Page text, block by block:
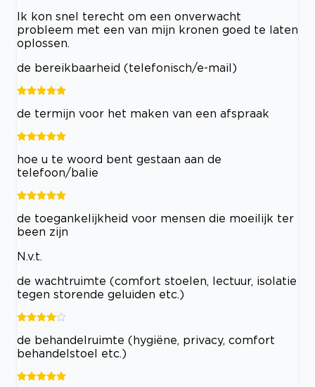
Ik kon snel terecht om een onverwacht
probleem met een van mijn kronen goed te laten
oplossen.
de bereikbaarheid (telefonisch/e-mail)
de termijn voor het maken van een afspraak
hoe u te woord bent gestaan aan de
telefoon/balie
de toegankelijkheid voor mensen die moeilijk ter
been zijn
N.v.t.
de wachtruimte (comfort stoelen, lectuur, isolatie
tegen storende geluiden etc.)
de behandelruimte (hygiëne, privacy, comfort
behandelstoel etc.)